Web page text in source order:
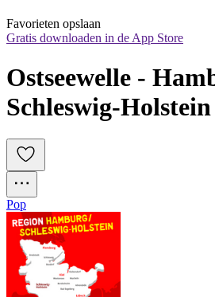
Favorieten opslaan
Gratis downloaden in de App Store
Ostseewelle -
Schleswig-Holstein
Pop